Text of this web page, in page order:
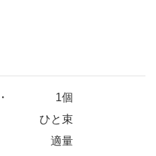
1個
ひと束
適量